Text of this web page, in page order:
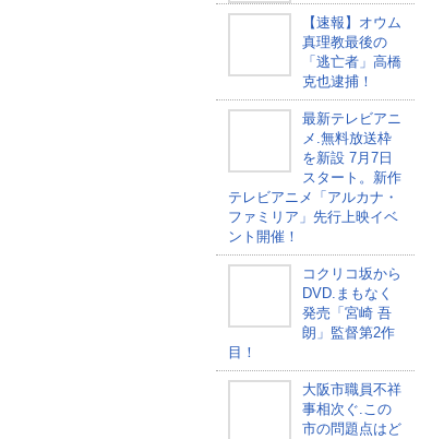
【速報】オウム
真理教最後の
「逃亡者」高橋
克也逮捕！
最新テレビアニ
メ.無料放送枠
を新設 7月7日
スタート。新作
テレビアニメ「アルカナ・
ファミリア」先行上映イベ
ント開催！
コクリコ坂から
DVD.まもなく
発売「宮崎 吾
朗」監督第2作
目！
大阪市職員不祥
事相次ぐ.この
市の問題点はど